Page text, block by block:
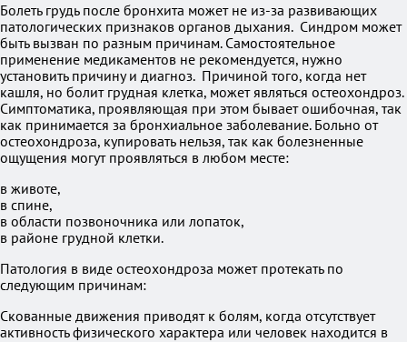
Болеть грудь после бронхита может не из-за развивающих
патологических признаков органов дыхания. Синдром может
быть вызван по разным причинам. Самостоятельное
применение медикаментов не рекомендуется, нужно
установить причину и диагноз. Причиной того, когда нет
кашля, но болит грудная клетка, может являться остеохондроз.
Симптоматика, проявляющая при этом бывает ошибочная, так
как принимается за бронхиальное заболевание. Больно от
остеохондроза, купировать нельзя, так как болезненные
ощущения могут проявляться в любом месте:
в животе,
в спине,
в области позвоночника или лопаток,
в районе грудной клетки.
Патология в виде остеохондроза может протекать по
следующим причинам:
Скованные движения приводят к болям, когда отсутствует
активность физического характера или человек находится в